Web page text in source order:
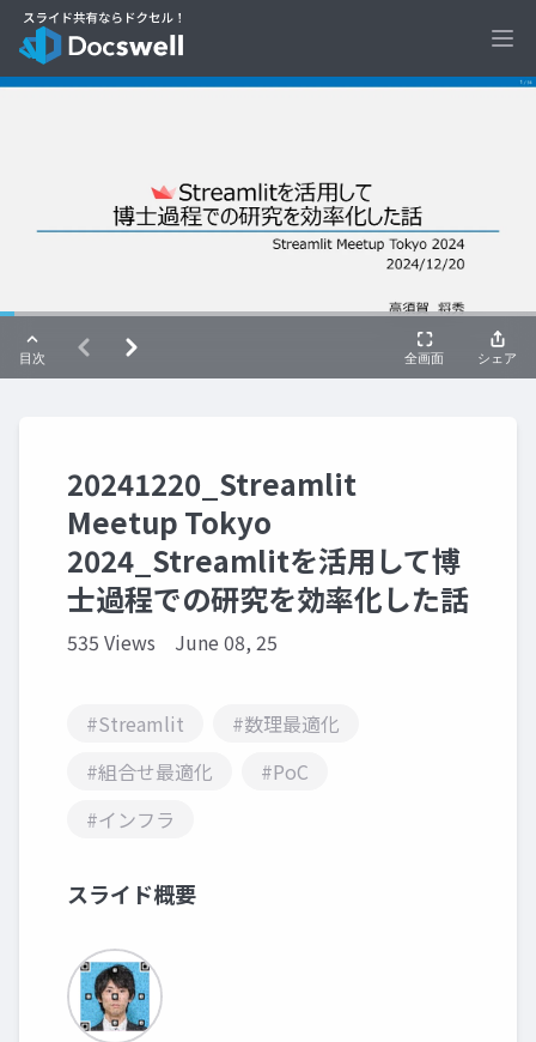
20241220_Streamlit
Meetup Tokyo
2024_Streamlitを活用して博
士過程での研究を効率化した話
535 Views June 08, 25
#Streamlit
#数理最適化
#組合せ最適化
#PoC
#インフラ
スライド概要